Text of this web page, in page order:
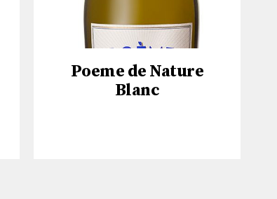
Poeme de Nature
Blanc